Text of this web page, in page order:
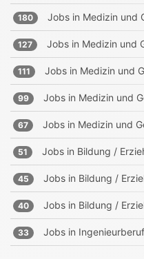
180 Jobs in Medizin und
127 Jobs in Medizin und
111 Jobs in Medizin und
99 Jobs in Medizin und
67 Jobs in Medizin und
51 Jobs in Bildung / Erziehung
45 Jobs in Bildung / Erziehung /
40 Jobs in Bildung / Erziehung
33 Jobs in Ingenieurberufe /